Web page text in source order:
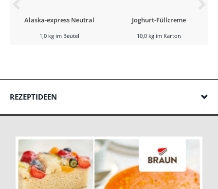
Alaska-express Neutral
1,0 kg im Beutel
Joghurt-Füllcreme
10,0 kg im Karton
REZEPTIDEEN